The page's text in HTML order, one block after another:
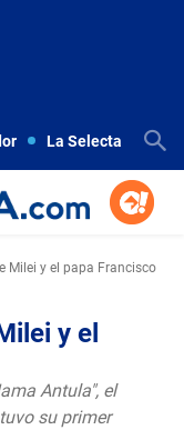
La Selecta
Milei y el papa Francisco
y el
Antula", el
su primer